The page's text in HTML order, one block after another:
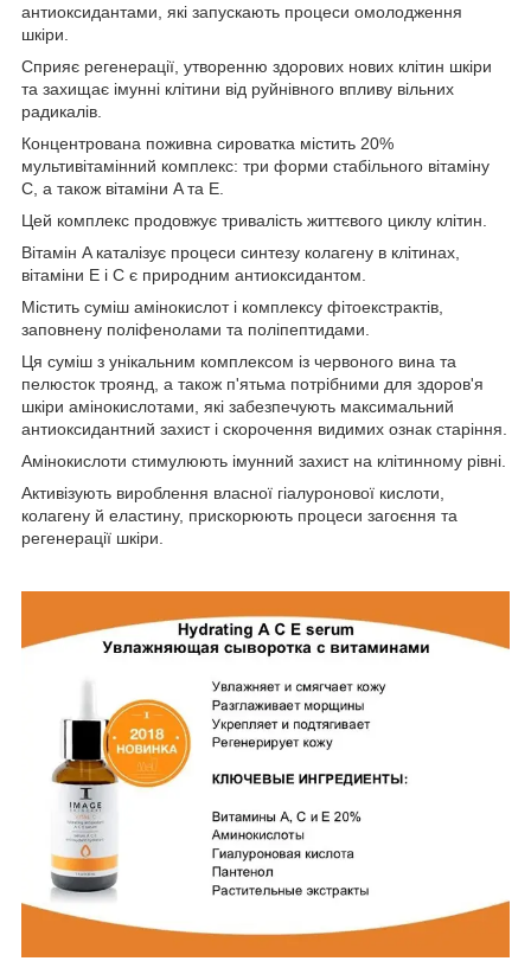
антиоксидантами, які запускають процеси омолодження
шкіри.
Сприяє регенерації, утворенню здорових нових клітин шкіри
та захищає імунні клітини від руйнівного впливу вільних
радикалів.
Концентрована поживна сироватка містить 20%
мультивітамінний комплекс: три форми стабільного вітаміну
C, а також вітаміни A та E.
Цей комплекс продовжує тривалість життєвого циклу клітин.
Вітамін A каталізує процеси синтезу колагену в клітинах,
вітаміни E і C є природним антиоксидантом.
Містить суміш амінокислот і комплексу фітоекстрактів,
заповнену поліфенолами та поліпептидами.
Ця суміш з унікальним комплексом із червоного вина та
пелюсток троянд, а також п'ятьма потрібними для здоров'я
шкіри амінокислотами, які забезпечують максимальний
антиоксидантний захист і скорочення видимих ознак старіння.
Амінокислоти стимулюють імунний захист на клітинному рівні.
Активізують вироблення власної гіалуронової кислоти,
колагену й еластину, прискорюють процеси загоєння та
регенерації шкіри.